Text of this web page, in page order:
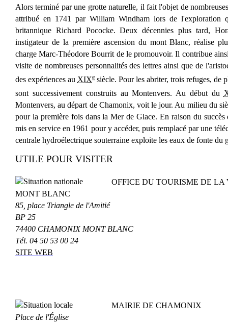
Alors terminé par une grotte naturelle, il fait l'objet de
attribué en 1741 par William Windham lors de l'exploration
britannique Richard Pococke. Deux décennies plus tard,
instigateur de la première ascension du mont Blanc, réalise
charge Marc-Théodore Bourrit de le promouvoir. Il contribue
visite de nombreuses personnalités des lettres ainsi que de
des expériences au XIXe siècle. Pour les abriter, trois refuges, de
sont successivement construits au Montenvers. Au début du
Montenvers, au départ de Chamonix, voit le jour. Au milieu du
pour la première fois dans la Mer de Glace. En raison du
mis en service en 1961 pour y accéder, puis remplacé par une
centrale hydroélectrique souterraine exploite les eaux de fonte du
UTILE POUR VISITER
OFFICE DU TOURISME DE
MONT BLANC
85, place Triangle de l'Amitié
BP 25
74400 CHAMONIX MONT BLANC
Tél. 04 50 53 00 24
SITE WEB
MAIRIE DE CHAMONIX
Place de l'Église